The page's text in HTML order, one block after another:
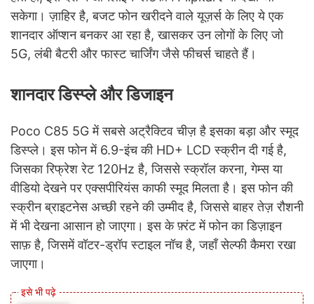
सकेगा। ज़ाहिर है, बजट फोन खरीदने वाले यूज़र्स के लिए ये एक
शानदार ऑप्शन बनकर आ रहा है, खासकर उन लोगों के लिए जो
5G, लंबी बैटरी और फास्ट चार्जिंग जैसे फीचर्स चाहते हैं।
शानदार डिस्प्ले और डिजाइन
Poco C85 5G में सबसे अट्रैक्टिव चीज़ है इसका बड़ा और स्मूद
डिस्प्ले। इस फोन में 6.9-इंच की HD+ LCD स्क्रीन दी गई है,
जिसका रिफ्रेश रेट 120Hz है, जिससे स्क्रॉल करना, गेम्स या
वीडियो देखने पर एक्सपीरियंस काफी स्मूद मिलता है। इस फोन की
स्क्रीन ब्राइटनेस अच्छी रहने की उम्मीद है, जिससे बाहर तेज़ रौशनी
में भी देखना आसान हो जाएगा। इस के फ़्रंट में फोन का डिज़ाइन
साफ़ है, जिसमें वॉटर-ड्रॉप स्टाइल नॉच है, जहाँ सेल्फी कैमरा रखा
जाएगा।